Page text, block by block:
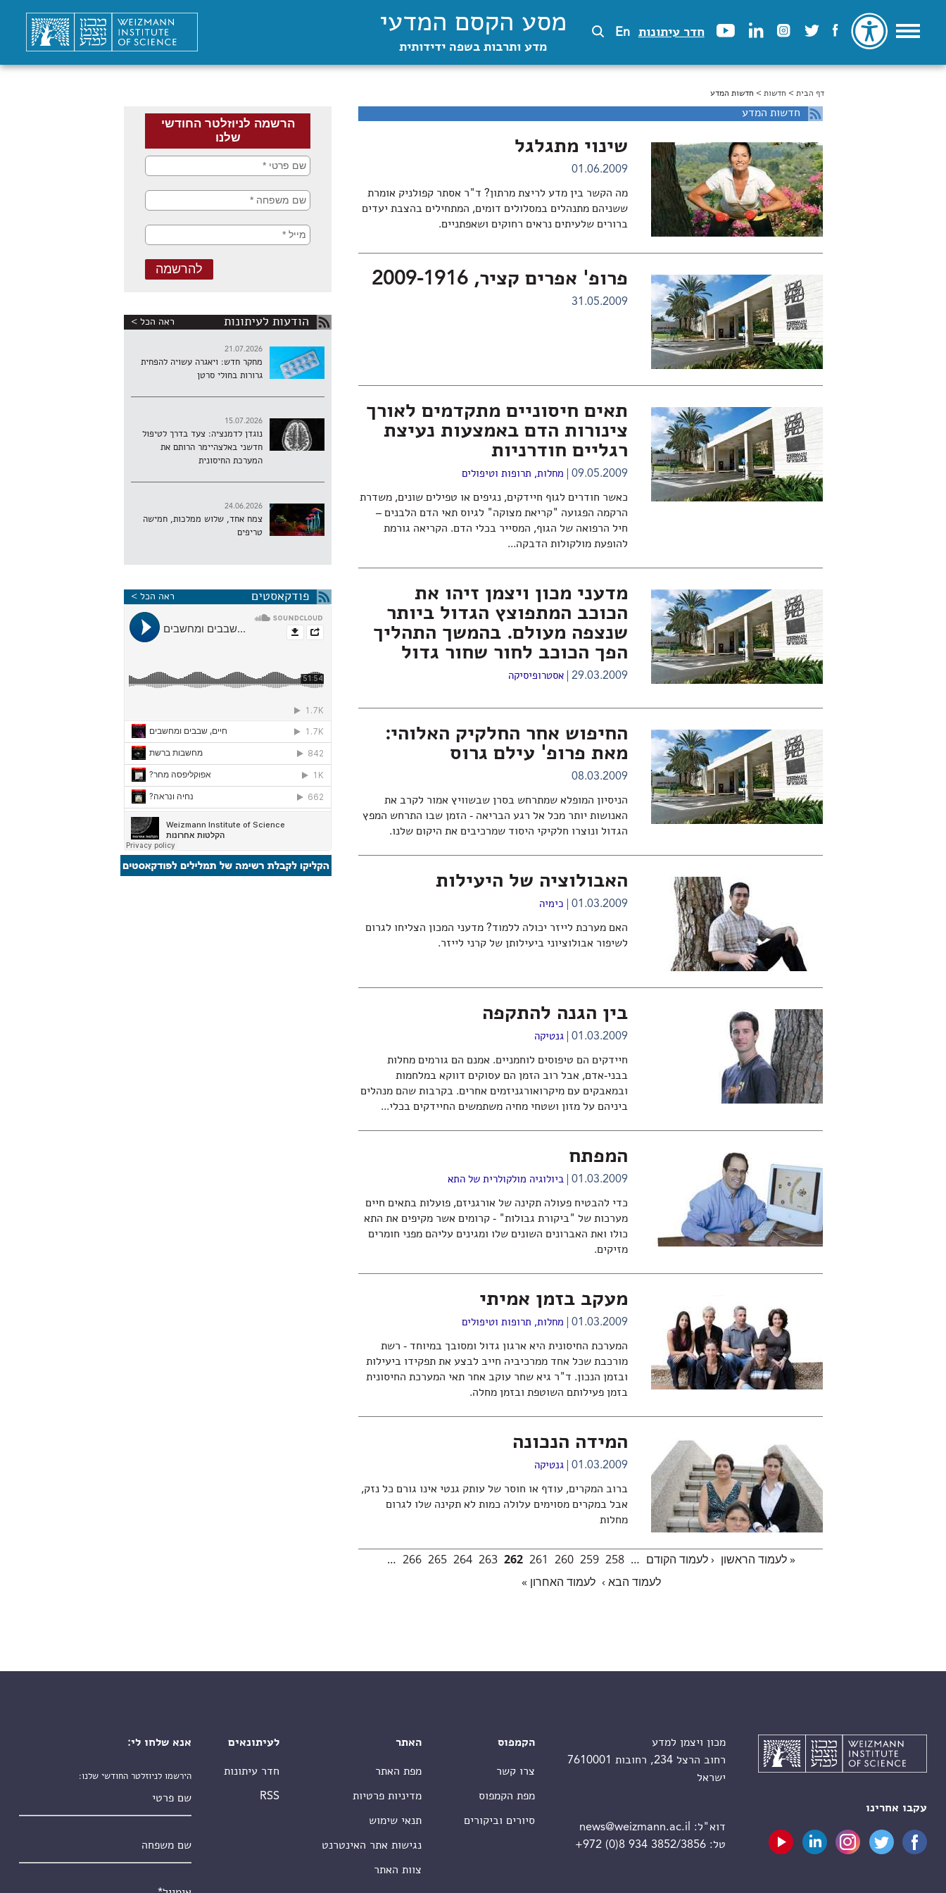
חדר עיתונות En מסע הקסם המדעי
מדע ותרבות בשפה ידידותית
הינך נמצא כאן
דף הבית > חדשות > חדשות המדע
חדשות המדע
שינוי מתגלגל
01.06.2009
מה הקשר בין מדע לריצת מרתון? ד"ר אסתר קפולניק אומרת
ששניהם מתנהלים במסלולים דומים, המתחילים בהצבת יעדים
ברורים שלעיתים נראים רחוקים ושאפתניים.
פרופ' אפרים קציר, 2009-1916
31.05.2009
תאים חיסוניים מתקדמים לאורך
צינורות הדם באמצעות נעיצת
רגליים חודרניות
09.05.2009 מחלות, תרופות וטיפולים
כאשר חודרים לגוף חיידקים, נגיפים או טפילים שונים, משדרת
הרקמה הפגועה "קריאת מצוקה" לגיוס תאי הדם הלבנים –
חיל הרפואה של הגוף, המסייר בכלי הדם. הקריאה גורמת
להופעת מולקולות הדבקה...
מדעני מכון ויצמן זיהו את
הכוכב המתפוצץ הגדול ביותר
שנצפה מעולם. בהמשך התהליך
הפך הכוכב לחור שחור גדול
29.03.2009 אסטרופיסיקה
החיפוש אחר החלקיק האלוהי:
מאת פרופ' עילם גרוס
08.03.2009
הניסיון המופלא שמתרחש בסרן שבשוויץ אמור לקרב את
האנושות יותר מכל אל רגע הבריאה - הזמן שבו התרחש המפץ
הגדול ונוצרו חלקיקי היסוד שמרכיבים את היקום שלנו.
האבולוציה של היעילות
01.03.2009 כימיה
האם מערכת לייזר יכולה ללמוד? מדעני המכון הצליחו לגרום
לשיפור אבולוציוני ביעילותן של קרני לייזר.
בין הגנה להתקפה
01.03.2009 גנטיקה
חיידקים הם טיפוסים לוחמניים. אמנם הם גורמים מחלות
בבני-אדם, אבל רוב הזמן הם עסוקים דווקא במלחמות
ובמאבקים עם מיקרואורגניזמים אחרים. בקרבות שהם מנהלים
ביניהם על מזון ושטחי מחיה משתמשים החיידקים בכלי...
המפתח
01.03.2009 ביולוגיה מולקולרית של התא
כדי להבטיח פעולה תקינה של אורגניזם, פועלות בתאים חיים
מערכות של "ביקורת גבולות" - קרומים אשר מקיפים את התא
כולו ואת האברונים השונים שלו ומגינים עליהם מפני חומרים
מזיקים.
מעקב בזמן אמיתי
01.03.2009 מחלות, תרופות וטיפולים
המערכת החיסונית היא ארגון גדול ומסובך במיוחד - רשת
מורכבת שכל אחד ממרכיביה חייב לבצע את תפקידו ביעילות
ובזמן הנכון. ד"ר גיא שחר עוקב אחר תאי המערכת החיסונית
בזמן פעילותם השוטפת ובזמן מחלה.
המידה הנכונה
01.03.2009 גנטיקה
ברוב המקרים, עודף או חוסר של עותק גנטי אינו גורם כל נזק,
אבל במקרים מסוימים עלולה כמות לא תקינה שלו לגרום
מחלות
עמודים« לעמוד הראשון ‹ לעמוד הקודם …
258
259
260
261
262
263
264
265
266
…
לעמוד הבא › לעמוד האחרון »
הודעות לעיתונות ראה הכל >
21.07.2026
מחקר חדש: ויאגרה עשויה להפחית
גרורות בחולי סרטן
15.07.2026
נוגדן לדמנציה: צעד בדרך לטיפול
חדשני באלצהיימר הרותם את
המערכת החיסונית
24.06.2026
צמח אחד, שלוש ממלכות, חמישה
טריפים
פודקאסטים ראה הכל >
עקבו אחרינו
מכון ויצמן למדע
רחוב הרצל 234, רחובות 7610001
ישראל
דוא"ל:
news@weizmann.ac.il
טל:+972 (0)8 934 3852/3856
הקמפוס
צרו קשר
מפת הקמפוס
סיורים וביקורים
האתר
מפת האתר
מדיניות פרטיות
תנאי שימוש
נגישות אתר האינטרנט
צוות האתר
לעיתונאים
חדר עיתונות
RSS
אנא שלחו לי:
הירשמו לניוזלטר החודשי שלנו: